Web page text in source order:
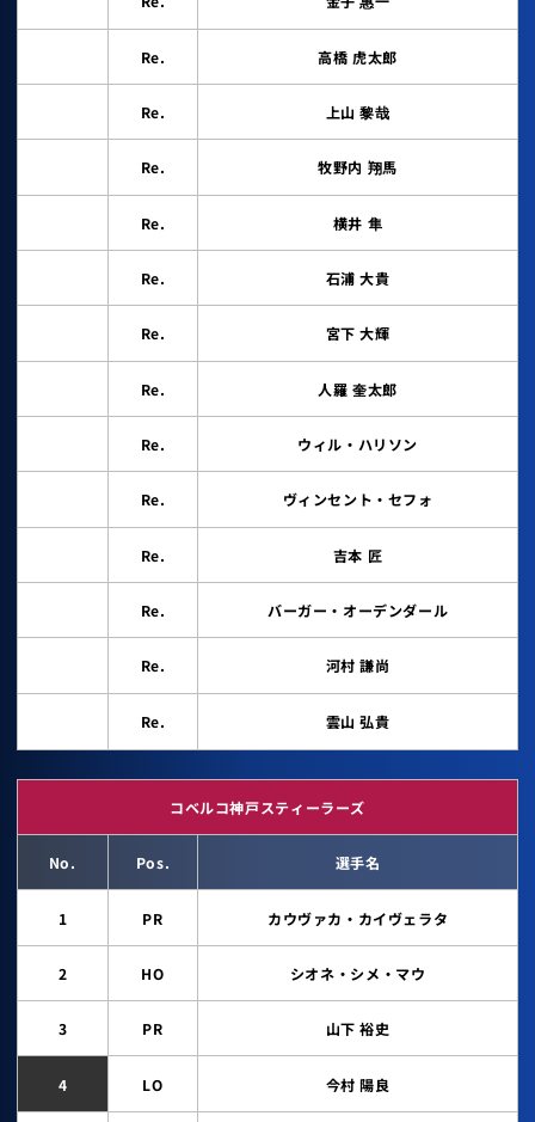
Re. 高橋 虎太郎
Re. 上山 黎哉
Re. 牧野内 翔馬
Re. 横井 隼
Re. 石浦 大貴
Re. 宮下 大輝
Re. 人羅 奎太郎
Re. ウィル・ハリソン
Re. ヴィンセント・セフォ
Re. 吉本 匠
Re. バーガー・オーデンダール
Re. 河村 謙尚
Re. 雲山 弘貴
コベルコ神戸スティーラーズ
No. Pos. 選手名
1 PR カウヴァカ・カイヴェラタ
2 HO シオネ・シメ・マウ
3 PR 山下 裕史
4 LO 今村 陽良